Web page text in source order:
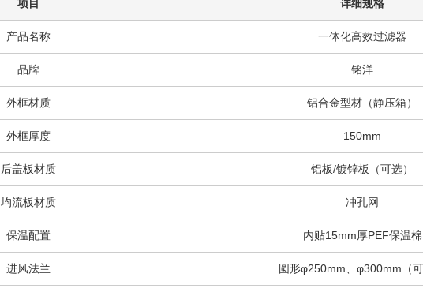
项目 详细规格
产品名称 一体化高效过滤器
品牌 铭洋
外框材质 铝合金型材（静压箱）
外框厚度 150mm
后盖板材质 铝板/镀锌板（可选）
均流板材质 冲孔网
保温配置 内贴15mm厚PEF保温棉
进风法兰 圆形φ250mm、φ300mm（可